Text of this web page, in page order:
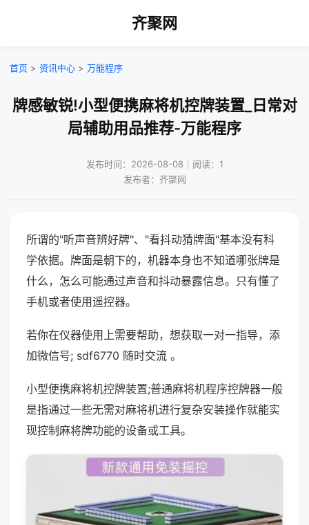
齐聚网
首页 > 资讯中心 > 万能程序
牌感敏锐!小型便携麻将机控牌装置_日常对
局辅助用品推荐-万能程序
发布时间：2026-08-08｜阅读：1
发布者：齐聚网
所谓的"听声音辨好牌"、"看抖动猜牌面"基本没有科
学依据。牌面是朝下的，机器本身也不知道哪张牌是
什么，怎么可能通过声音和抖动暴露信息。只有懂了
手机或者使用遥控器。
若你在仪器使用上需要帮助，想获取一对一指导，添
加微信号; sdf6770 随时交流 。
小型便携麻将机控牌装置;普通麻将机程序控牌器一般
是指通过一些无需对麻将机进行复杂安装操作就能实
现控制麻将牌功能的设备或工具。